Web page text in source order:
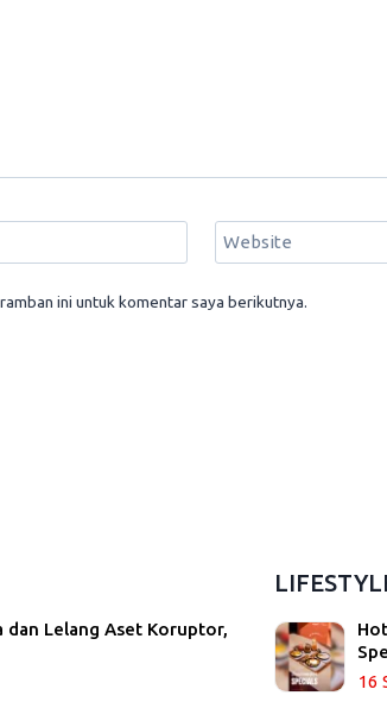
Website
ini untuk komentar saya berikutnya.
dan Lelang Aset Koruptor,
16